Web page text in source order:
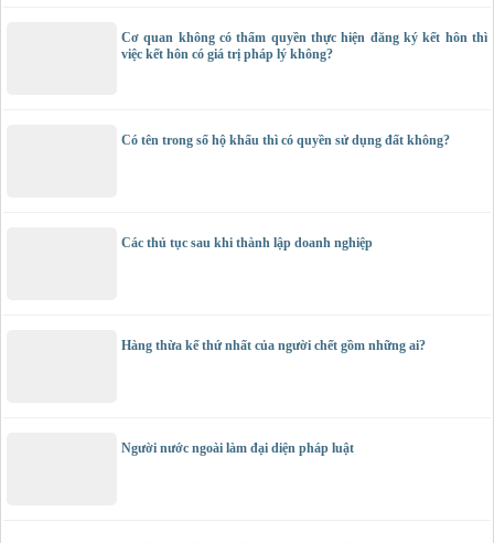
Cơ quan không có thẩm quyền thực hiện đăng ký kết hôn thì
việc kết hôn có giá trị pháp lý không?
Có tên trong sổ hộ khẩu thì có quyền sử dụng đất không?
Các thủ tục sau khi thành lập doanh nghiệp
Hàng thừa kế thứ nhất của người chết gồm những ai?
Người nước ngoài làm đại diện pháp luật